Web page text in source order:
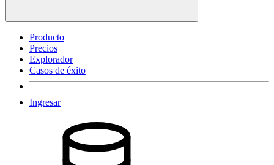
Producto
Precios
Explorador
Casos de éxito
Ingresar